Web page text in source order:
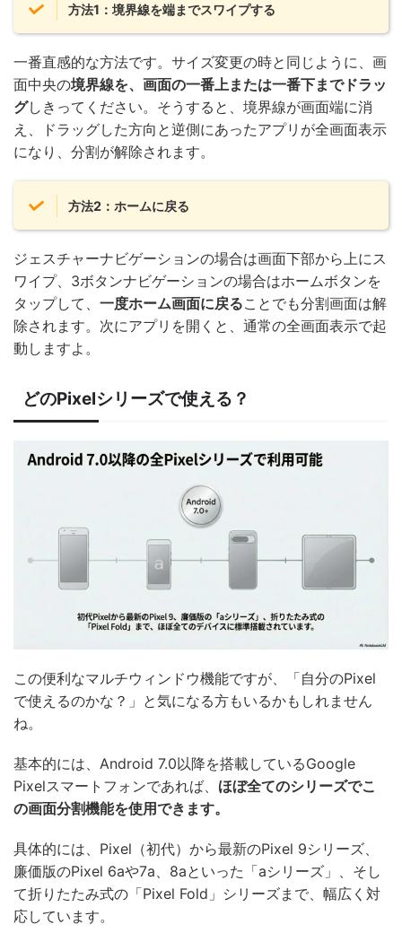
方法1：境界線を端までスワイプする
一番直感的な方法です。サイズ変更の時と同じように、画
面中央の境界線を、画面の一番上または一番下までドラッ
グしきってください。そうすると、境界線が画面端に消
え、ドラッグした方向と逆側にあったアプリが全画面表示
になり、分割が解除されます。
方法2：ホームに戻る
ジェスチャーナビゲーションの場合は画面下部から上にス
ワイプ、3ボタンナビゲーションの場合はホームボタンを
タップして、 一度ホーム画面に戻ることでも分割画面は解
除されます。次にアプリを開くと、通常の全画面表示で起
動しますよ。
どのPixelシリーズで使える？
この便利なマルチウィンドウ機能ですが、「自分のPixel
で使えるのかな？」と気になる方もいるかもしれません
ね。
基本的には、Android 7.0以降を搭載しているGoogle
Pixelスマートフォンであれば、 ほぼ全てのシリーズでこ
の画面分割機能を使用できます。
具体的には、Pixel（初代）から最新のPixel 9シリーズ、
廉価版のPixel 6aや7a、8aといった「aシリーズ」、そし
て折りたたみ式の「Pixel Fold」シリーズまで、幅広く対
応しています。